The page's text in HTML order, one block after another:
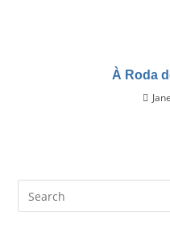
À Roda